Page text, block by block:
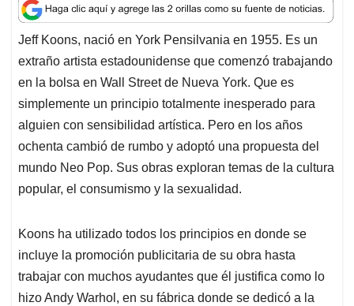
Jeff Koons, nació en York Pensilvania en 1955. Es un
extraño artista estadounidense que comenzó trabajando
en la bolsa en Wall Street de Nueva York. Que es
simplemente un principio totalmente inesperado para
alguien con sensibilidad artística. Pero en los años
ochenta cambió de rumbo y adoptó una propuesta del
mundo Neo Pop. Sus obras exploran temas de la cultura
popular, el consumismo y la sexualidad.
Koons ha utilizado todos los principios en donde se
incluye la promoción publicitaria de su obra hasta
trabajar con muchos ayudantes que él justifica como lo
hizo Andy Warhol, en su fábrica donde se dedicó a la